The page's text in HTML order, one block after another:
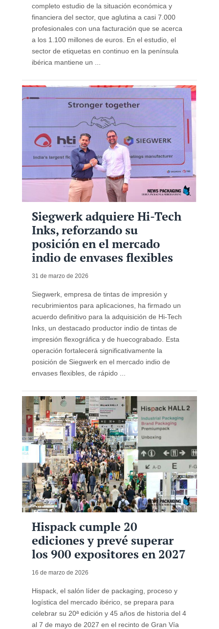
completo estudio de la situación económica y
financiera del sector, que aglutina a casi 7.000
profesionales con una facturación que se acerca
a los 1.100 millones de euros. En el estudio, el
sector de etiquetas en continuo en la península
ibérica mantiene un ...
Siegwerk adquiere Hi-Tech
Inks, reforzando su
posición en el mercado
indio de envases flexibles
31 de marzo de 2026
Siegwerk, empresa de tintas de impresión y
recubrimientos para aplicaciones, ha firmado un
acuerdo definitivo para la adquisición de Hi-Tech
Inks, un destacado productor indio de tintas de
impresión flexográfica y de huecograbado. Esta
operación fortalecerá significativamente la
posición de Siegwerk en el mercado indio de
envases flexibles, de rápido ...
Hispack cumple 20
ediciones y prevé superar
los 900 expositores en 2027
16 de marzo de 2026
Hispack, el salón líder de packaging, proceso y
logística del mercado ibérico, se prepara para
celebrar su 20ª edición y 45 años de historia del 4
al 7 de mayo de 2027 en el recinto de Gran Vía